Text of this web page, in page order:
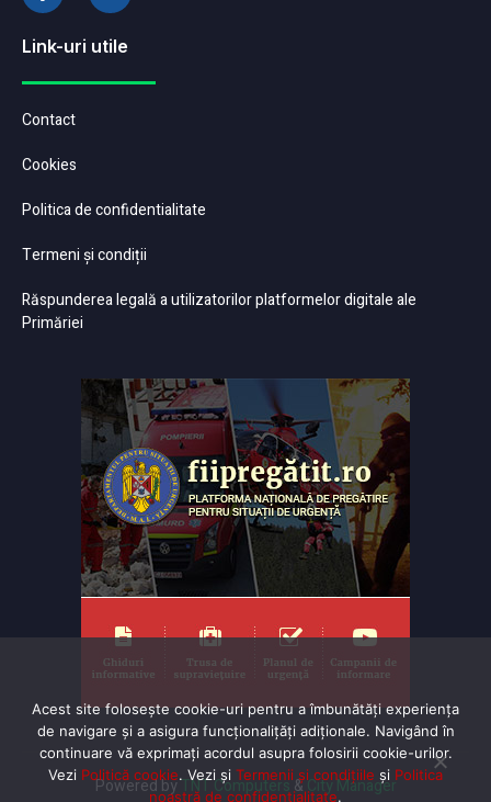
Link-uri utile
Contact
Cookies
Politica de confidentialitate
Termeni și condiții
Răspunderea legală a utilizatorilor platformelor digitale ale
Primăriei
Powered byTNT Computers&City Manager
Acest site folosește cookie-uri pentru a îmbunătăți experiența
de navigare și a asigura funcționalițăți adiționale. Navigând în
continuare vă exprimaţi acordul asupra folosirii cookie-urilor.
Vezi Politică cookie. Vezi și Termenii și condițiile și Politica
noastră de confidentialitate.